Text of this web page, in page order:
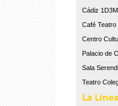
Cádiz
Café
Centro
Palacio de
Sala
Teatro
La